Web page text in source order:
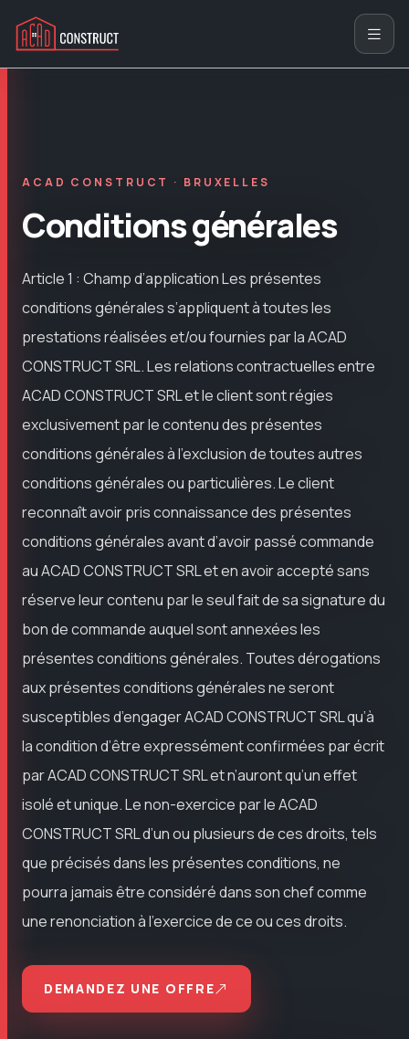
ACAD CONSTRUCT · BRUXELLES
Conditions générales
Article 1 : Champ d’application Les présentes
conditions générales s’appliquent à toutes les
prestations réalisées et/ou fournies par la ACAD
CONSTRUCT SRL. Les relations contractuelles entre
ACAD CONSTRUCT SRL et le client sont régies
exclusivement par le contenu des présentes
conditions générales à l’exclusion de toutes autres
conditions générales ou particulières. Le client
reconnaît avoir pris connaissance des présentes
conditions générales avant d’avoir passé commande
au ACAD CONSTRUCT SRL et en avoir accepté sans
réserve leur contenu par le seul fait de sa signature du
bon de commande auquel sont annexées les
présentes conditions générales. Toutes dérogations
aux présentes conditions générales ne seront
susceptibles d’engager ACAD CONSTRUCT SRL qu’à
la condition d’être expressément confirmées par écrit
par ACAD CONSTRUCT SRL et n’auront qu’un effet
isolé et unique. Le non-exercice par le ACAD
CONSTRUCT SRL d’un ou plusieurs de ces droits, tels
que précisés dans les présentes conditions, ne
pourra jamais être considéré dans son chef comme
une renonciation à l’exercice de ce ou ces droits.
DEMANDEZ UNE OFFRE